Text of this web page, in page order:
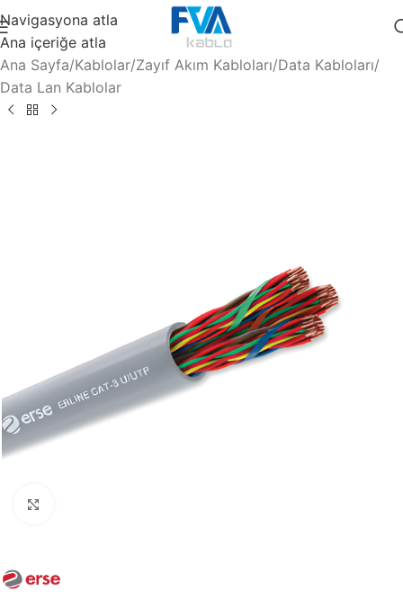
Navigasyona atla
Ana içeriğe atla
Ana Sayfa/Kablolar/Zayıf Akım Kabloları/Data Kabloları/
Data Lan Kablolar